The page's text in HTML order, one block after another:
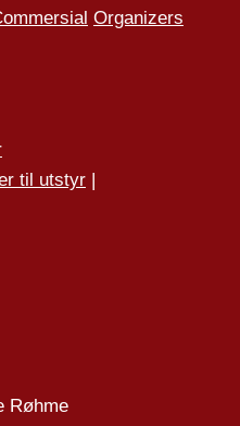
Organizers
til utstyr|
Røhme